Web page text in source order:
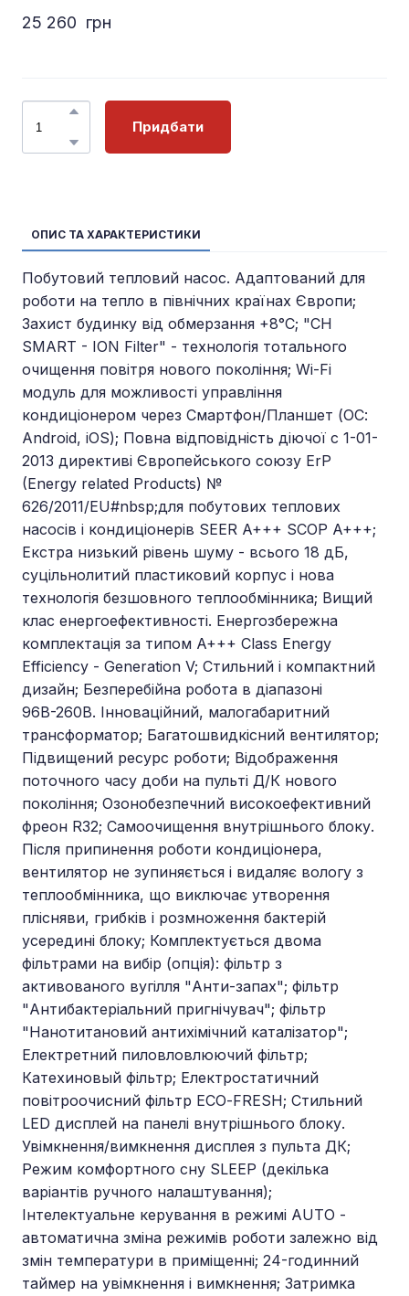
25 260  грн
Придбати
ОПИС ТА ХАРАКТЕРИСТИКИ
Побутовий тепловий насос. Адаптований для
роботи на тепло в північних країнах Європи;
Захист будинку від обмерзання +8°C; "CH
SMART - ION Filter" - технологія тотального
очищення повітря нового покоління; Wi-Fi
модуль для можливості управління
кондиціонером через Смартфон/Планшет (ОС:
Android, iOS); Повна відповідність діючої c 1-01-
2013 директиві Європейського союзу ErP
(Energy related Products) №
626/2011/EU#nbsp;для побутових теплових
насосів і кондиціонерів SEER A+++ SCOP A+++;
Екстра низький рівень шуму - всього 18 дБ,
суцільнолитий пластиковий корпус і нова
технологія безшовного теплообмінника; Вищий
клас енергоефективності. Енергозбережна
комплектація за типом A+++ Class Energy
Efficiency - Generation V; Стильний і компактний
дизайн; Безперебійна робота в діапазоні
96В-260В. Інноваційний, малогабаритний
трансформатор; Багатошвидкісний вентилятор;
Підвищений ресурс роботи; Відображення
поточного часу доби на пульті Д/К нового
покоління; Озонобезпечний високоефективний
фреон R32; Самоочищення внутрішнього блоку.
Після припинення роботи кондиціонера,
вентилятор не зупиняється і видаляє вологу з
теплообмінника, що виключає утворення
плісняви, грибків і розмноження бактерій
усередині блоку; Комплектується двома
фільтрами на вибір (опція): фільтр з
активованого вугілля "Анти-запах"; фільтр
"Антибактеріальний пригнічувач"; фільтр
"Нанотитановий антихімічний каталізатор";
Електретний пиловловлюючий фільтр;
Катехиновый фільтр; Електростатичний
повітроочисний фільтр ЕСО-FRESH; Стильний
LED дисплей на панелі внутрішнього блоку.
Увімкнення/вимкнення дисплея з пульта ДК;
Режим комфортного сну SLЕЕР (декілька
варіантів ручного налаштування);
Інтелектуальне керування в режимі AUTO -
автоматична зміна режимів роботи залежно від
змін температури в приміщенні; 24-годинний
таймер на увімкнення і вимкнення; Затримка